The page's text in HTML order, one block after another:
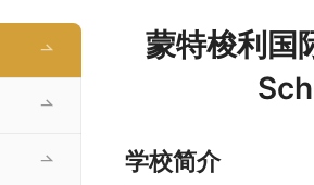
蒙特梭利
学校简介